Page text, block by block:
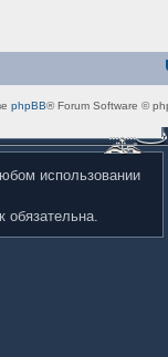
phpBB® Forum Software ©
использовании
обязательна.